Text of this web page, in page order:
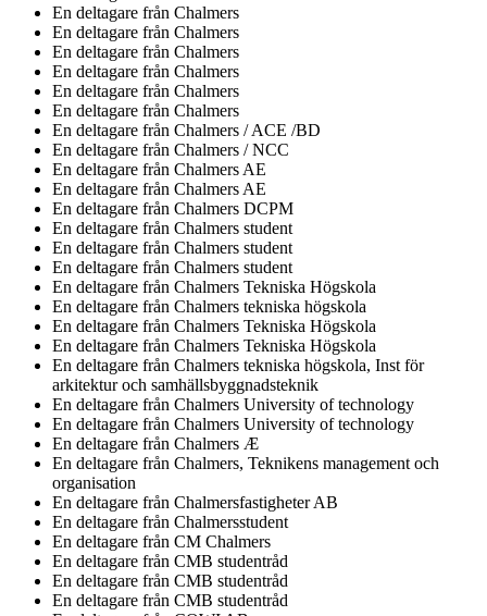
En deltagare från Chalmers
En deltagare från Chalmers
En deltagare från Chalmers
En deltagare från Chalmers
En deltagare från Chalmers
En deltagare från Chalmers
En deltagare från Chalmers / ACE /BD
En deltagare från Chalmers / NCC
En deltagare från Chalmers AE
En deltagare från Chalmers AE
En deltagare från Chalmers DCPM
En deltagare från Chalmers student
En deltagare från Chalmers student
En deltagare från Chalmers student
En deltagare från Chalmers Tekniska Högskola
En deltagare från Chalmers tekniska högskola
En deltagare från Chalmers Tekniska Högskola
En deltagare från Chalmers Tekniska Högskola
En deltagare från Chalmers tekniska högskola, Inst för
arkitektur och samhällsbyggnadsteknik
En deltagare från Chalmers University of technology
En deltagare från Chalmers University of technology
En deltagare från Chalmers Æ
En deltagare från Chalmers, Teknikens management och
organisation
En deltagare från Chalmersfastigheter AB
En deltagare från Chalmersstudent
En deltagare från CM Chalmers
En deltagare från CMB studentråd
En deltagare från CMB studentråd
En deltagare från CMB studentråd